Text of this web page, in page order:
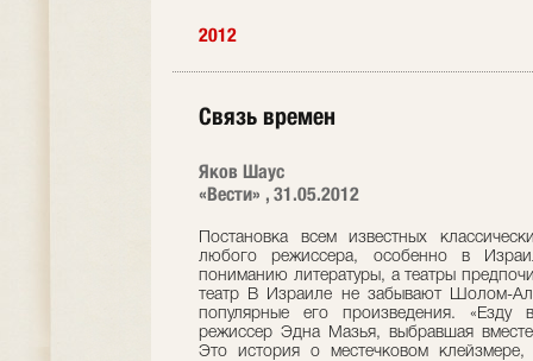
2012
Связь времен
Яков Шаус
«Вести» , 31.05.2012
Постановка всем известных
любого режиссера, особенно в
пониманию литературы, а театры
театр В Израиле не забывают Шолом-
популярные его произведения. «Езду
режиссер Эдна Мазья, выбравшая
Это история о местечковом